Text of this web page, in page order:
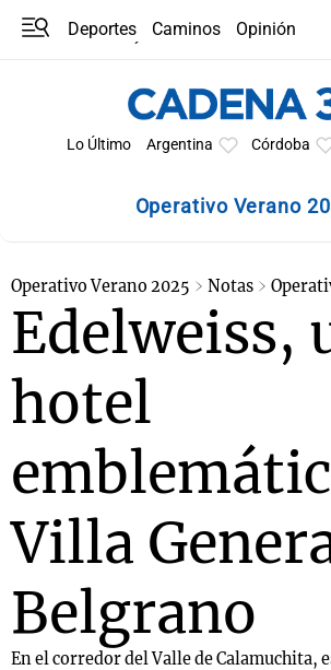
Deportes Caminos
Opinión
Lo Último Argentina Córdoba
Operativo Verano
Operativo Verano 2025 Notas
Edelweiss,
hotel
Villa
Belgrano
En el corredor del Valle de Calamuchita,